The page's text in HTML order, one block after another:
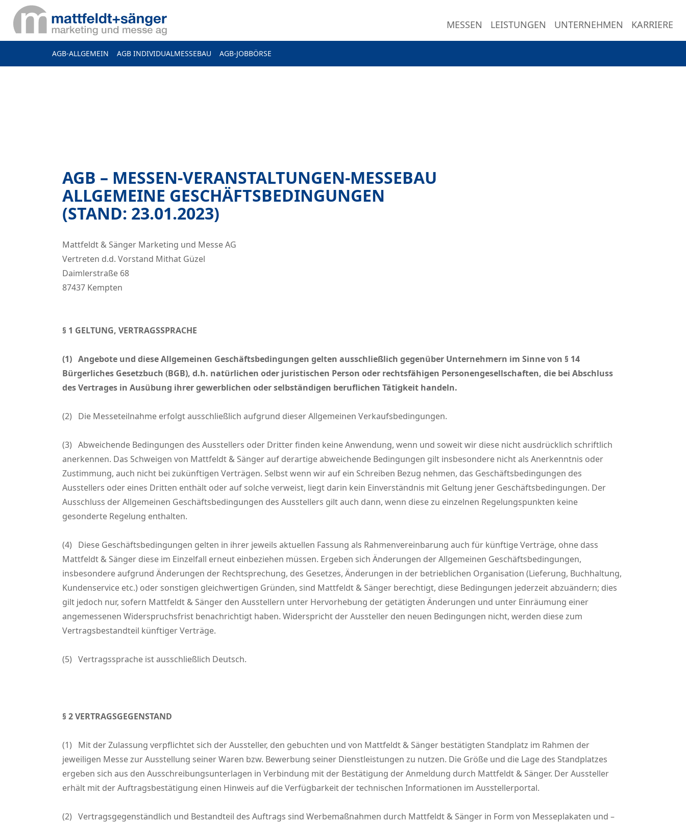
MESSEN LEISTUNGEN UNTERNEHMEN KARRIERE
AGB-ALLGEMEIN AGB INDIVIDUALMESSEBAU AGB-JOBBÖRSE
AGB – MESSEN-VERANSTALTUNGEN-MESSEBAU
ALLGEMEINE GESCHÄFTSBEDINGUNGEN
(STAND: 23.01.2023)
Mattfeldt & Sänger Marketing und Messe AG
Vertreten d.d. Vorstand Mithat Güzel
Daimlerstraße 68
87437 Kempten
§ 1 GELTUNG, VERTRAGSSPRACHE
(1)Angebote und diese Allgemeinen Geschäftsbedingungen gelten ausschließlich gegenüber Unternehmern im Sinne von § 14
Bürgerliches Gesetzbuch (BGB), d.h. natürlichen oder juristischen Person oder rechtsfähigen Personengesellschaften, die bei Abschluss
des Vertrages in Ausübung ihrer gewerblichen oder selbständigen beruflichen Tätigkeit handeln.
(2) Die Messeteilnahme erfolgt ausschließlich aufgrund dieser Allgemeinen Verkaufsbedingungen.
(3) Abweichende Bedingungen des Ausstellers oder Dritter finden keine Anwendung, wenn und soweit wir diese nicht ausdrücklich schriftlich
anerkennen. Das Schweigen von Mattfeldt & Sänger auf derartige abweichende Bedingungen gilt insbesondere nicht als Anerkenntnis oder
Zustimmung, auch nicht bei zukünftigen Verträgen. Selbst wenn wir auf ein Schreiben Bezug nehmen, das Geschäftsbedingungen des
Ausstellers oder eines Dritten enthält oder auf solche verweist, liegt darin kein Einverständnis mit Geltung jener Geschäftsbedingungen. Der
Ausschluss der Allgemeinen Geschäftsbedingungen des Ausstellers gilt auch dann, wenn diese zu einzelnen Regelungspunkten keine
gesonderte Regelung enthalten.
(4) Diese Geschäftsbedingungen gelten in ihrer jeweils aktuellen Fassung als Rahmenvereinbarung auch für künftige Verträge, ohne dass
Mattfeldt & Sänger diese im Einzelfall erneut einbeziehen müssen. Ergeben sich Änderungen der Allgemeinen Geschäftsbedingungen,
insbesondere aufgrund Änderungen der Rechtsprechung, des Gesetzes, Änderungen in der betrieblichen Organisation (Lieferung, Buchhaltung,
Kundenservice etc.) oder sonstigen gleichwertigen Gründen, sind Mattfeldt & Sänger berechtigt, diese Bedingungen jederzeit abzuändern; dies
gilt jedoch nur, sofern Mattfeldt & Sänger den Ausstellern unter Hervorhebung der getätigten Änderungen und unter Einräumung einer
angemessenen Widerspruchsfrist benachrichtigt haben. Widerspricht der Aussteller den neuen Bedingungen nicht, werden diese zum
Vertragsbestandteil künftiger Verträge.
(5) Vertragssprache ist ausschließlich Deutsch.
§ 2 VERTRAGSGEGENSTAND
(1) Mit der Zulassung verpflichtet sich der Aussteller, den gebuchten und von Mattfeldt & Sänger bestätigten Standplatz im Rahmen der
jeweiligen Messe zur Ausstellung seiner Waren bzw. Bewerbung seiner Dienstleistungen zu nutzen. Die Größe und die Lage des Standplatzes
ergeben sich aus den Ausschreibungsunterlagen in Verbindung mit der Bestätigung der Anmeldung durch Mattfeldt & Sänger. Der Aussteller
erhält mit der Auftragsbestätigung einen Hinweis auf die Verfügbarkeit der technischen Informationen im Ausstellerportal.
(2) Vertragsgegenständlich und Bestandteil des Auftrags sind Werbemaßnahmen durch Mattfeldt & Sänger in Form von Messeplakaten und –